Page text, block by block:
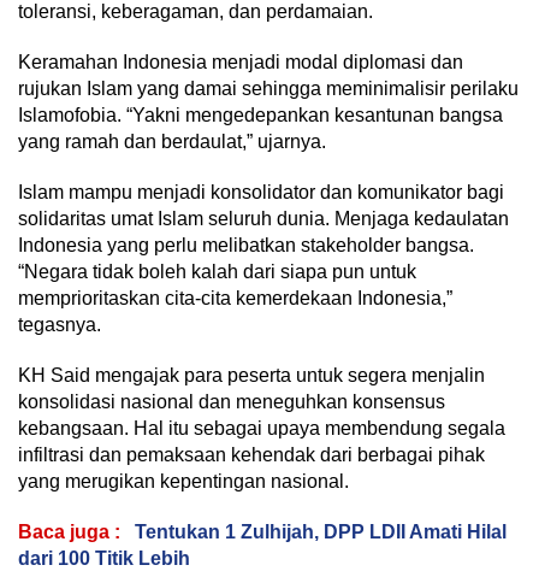
toleransi, keberagaman, dan perdamaian.
Keramahan Indonesia menjadi modal diplomasi dan
rujukan Islam yang damai sehingga meminimalisir perilaku
Islamofobia. “Yakni mengedepankan kesantunan bangsa
yang ramah dan berdaulat,” ujarnya.
Islam mampu menjadi konsolidator dan komunikator bagi
solidaritas umat Islam seluruh dunia. Menjaga kedaulatan
Indonesia yang perlu melibatkan stakeholder bangsa.
“Negara tidak boleh kalah dari siapa pun untuk
memprioritaskan cita-cita kemerdekaan Indonesia,”
tegasnya.
KH Said mengajak para peserta untuk segera menjalin
konsolidasi nasional dan meneguhkan konsensus
kebangsaan. Hal itu sebagai upaya membendung segala
infiltrasi dan pemaksaan kehendak dari berbagai pihak
yang merugikan kepentingan nasional.
Baca juga :
Tentukan 1 Zulhijah, DPP LDII Amati Hilal
dari 100 Titik Lebih